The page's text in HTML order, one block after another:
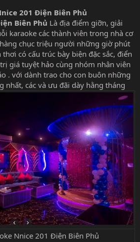
201 Điện Biên Phủ
Biên Phủ Là địa điểm giỡn, giải
karaoke các thành viên trong nhà cơ
chục triệu người những giờ phút
có cấu trúc bày biện đặc sắc, điển
giá tuyệt hảo cùng nhóm nhân viên
. với dành trao cho con buôn những
nhất, các và ưu đãi dày hằng tháng
Nnice 201 Điện Biên Phủ